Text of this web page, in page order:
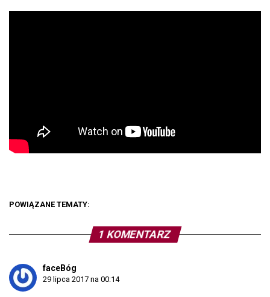
POWIĄZANE TEMATY:
1 KOMENTARZ
faceBóg
29 lipca 2017 na 00:14